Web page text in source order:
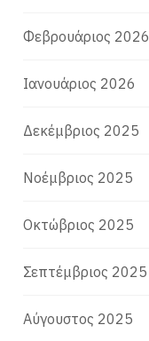
Φεβρουάριος 2026
Ιανουάριος 2026
Δεκέμβριος 2025
Νοέμβριος 2025
Οκτώβριος 2025
Σεπτέμβριος 2025
Αύγουστος 2025